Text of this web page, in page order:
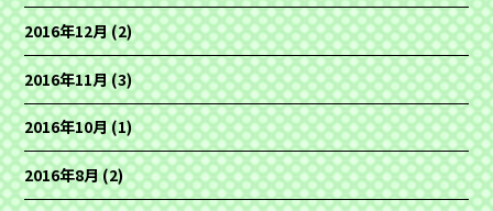
2016年12月(2)
2016年11月(3)
2016年10月(1)
2016年8月(2)